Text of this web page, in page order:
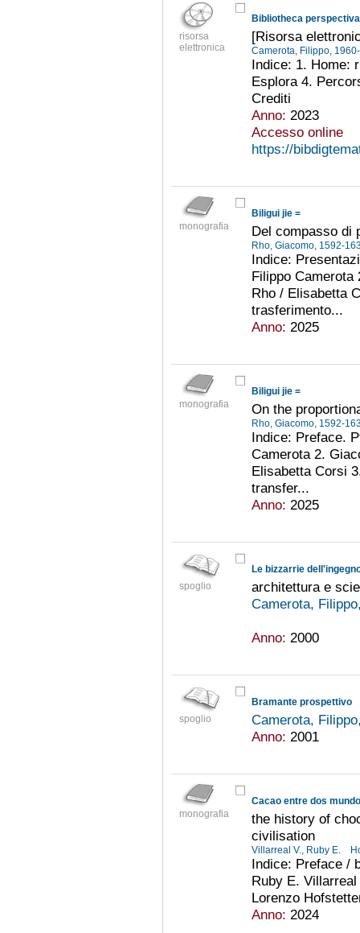
risorsa
elettronica
Bibliotheca
[Risorsa
Camerota, Filippo,
Indice: 1. Home:
Esplora 4.
Crediti
Anno: 2023
Accesso online
https://
monografia
Biligui jie =
Del compasso di
Rho, Giacomo, 1592-
Indice:
Filippo
Rho / Elisabetta
trasferimento...
Anno: 2025
monografia
Biligui jie =
On the
Rho, Giacomo, 1592-
Indice: Preface.
Camerota 2.
Elisabetta Corsi
transfer...
Anno: 2025
spoglio
Le bizzarrie
architettura e
Camerota,
Anno: 2000
spoglio
Bramante prospettivo
Camerota,
Anno: 2001
monografia
Cacao entre dos
the history of
civilisation
Villarreal V., Ruby E.
Indice: Preface /
Ruby E.
Lorenzo
Anno: 2024